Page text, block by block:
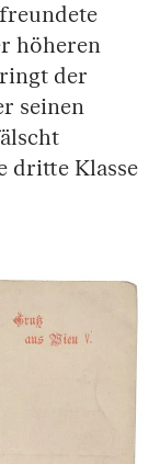
höheren
der
seinen
dritte Klasse